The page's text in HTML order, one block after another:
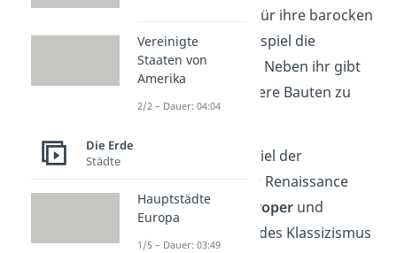
Die Stadt ist vor allem für ihre barocken
Bauwerke, wie zum Beispiel die
Frauenkirche, bekannt. Neben ihr gibt
es aber noch viele weitere Bauten zu
entdecken.
Dazu zählen zum Beispiel der
im Stil der Renaissance
oder DresdensSemperoper und
, die Elemente des Klassizismus
Vereinigte
Staaten von
Amerika
2/2 – Dauer: 04:04
Die Erde
Städte
Hauptstädte
Europa
1/5 – Dauer: 03:49